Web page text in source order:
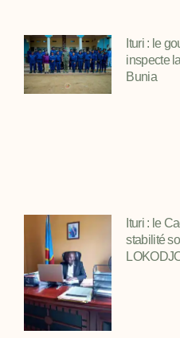
Ituri : le
inspecte
Bunia
Ituri : le
stabilité